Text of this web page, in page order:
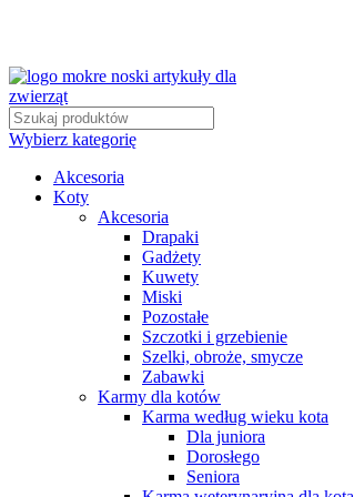
Wybierz kategorię
Akcesoria
Koty
Akcesoria
Drapaki
Gadżety
Kuwety
Miski
Pozostałe
Szczotki i grzebienie
Szelki, obroże, smycze
Zabawki
Karmy dla kotów
Karma według wieku kota
Dla juniora
Dorosłego
Seniora